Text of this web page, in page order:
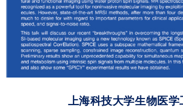
上海科技大学生物医学